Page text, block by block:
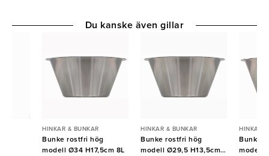
HINKAR & BUNKAR
Bunke rostfri hög
modell Ø34 H17,5cm 8L
HINKAR & BUNKAR
Bunke rostfri hög
modell Ø29,5 H13,5cm
HINKAR
Bunke
modell
Du kanske även gillar